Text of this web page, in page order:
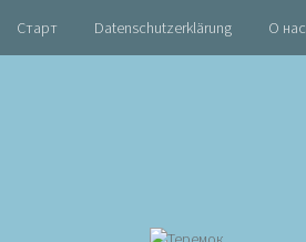
Старт Datenschutzerklärung О нас